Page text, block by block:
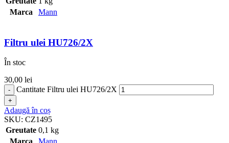
Marca
Mann
Filtru ulei HU726/2X
În stoc
30,00 lei
Cantitate Filtru ulei HU726/2X
Adaugă în coș
SKU: CZ1495
Greutate 0,1 kg
Marca
Mann